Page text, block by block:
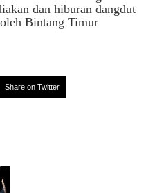
dan hiburan dangdut
Bintang Timur
Share on Twitter